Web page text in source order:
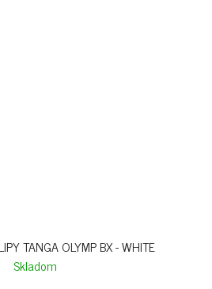
TANGA OLYMP BX - WHITE
Skladom